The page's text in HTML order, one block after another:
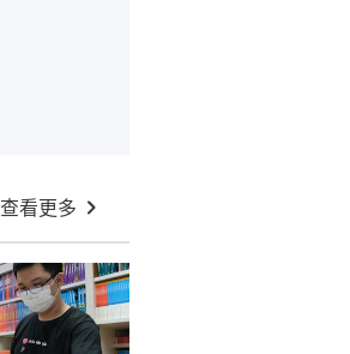
查看更多